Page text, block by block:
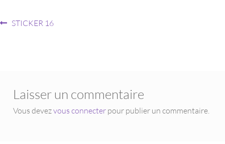
STICKER 16
Laisser un commentaire
Vous devezvous connecterpour publier un commentaire.